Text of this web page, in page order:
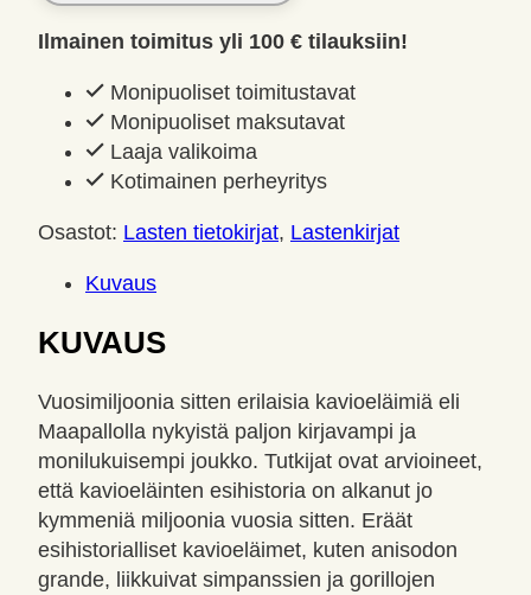
Aivo;
Nuikka,
Palanterä,
Jaana
määrä
Ilmainen toimitus yli 100 € tilauksiin!
Monipuoliset toimitustavat
Monipuoliset maksutavat
Laaja valikoima
Kotimainen perheyritys
Osastot: Lasten tietokirjat, Lastenkirjat
Kuvaus
KUVAUS
Vuosimiljoonia sitten erilaisia kavioeläimiä eli
Maapallolla nykyistä paljon kirjavampi ja
monilukuisempi joukko. Tutkijat ovat arvioineet,
että kavioeläinten esihistoria on alkanut jo
kymmeniä miljoonia vuosia sitten. Eräät
esihistorialliset kavioeläimet, kuten anisodon
grande, liikkuivat simpanssien ja gorillojen